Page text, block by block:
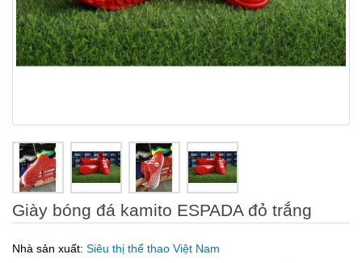
Giày bóng đá kamito ESPADA đỏ trắng
Nhà sản xuất: Siêu thị thể thao Việt Nam